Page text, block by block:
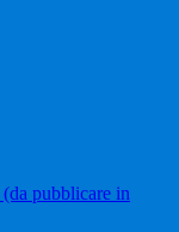
pubblicare in